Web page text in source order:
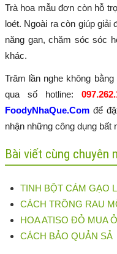
Trà hoa mẫu đơn còn hỗ
loét. Ngoài ra còn giúp
năng gan, chăm sóc sóc
khác.
Trăm lần nghe không
qua số hotline:
FoodyNhaQue.Com để
nhận những công dụng
Bài viết cùng chuyên
TINH BỘT CÁM GẠO
CÁCH TRỒNG RAU
HOA ATISO ĐỎ MUA
CÁCH BẢO QUẢN SẢ